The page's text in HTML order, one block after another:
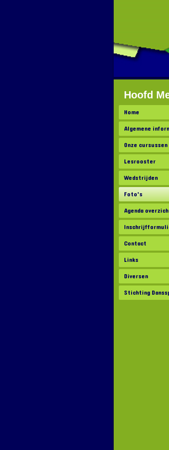
Hoofd
Home
Algemene
Onze cursussen
Lesrooster
Wedstrijden
Foto's
Agenda
Contact
Links
Diversen
Stichting